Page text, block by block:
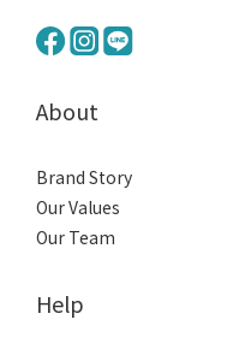
About
Brand Story
Our Values
Our Team
Help